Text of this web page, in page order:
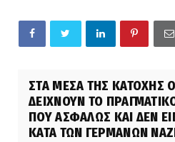
ΣΤΑ ΜΕΣΑ ΤΗΣ ΚΑΤΟΧΗΣ
ΔΕΙΧΝΟΥΝ ΤΟ
ΠΟΥ ΑΣΦΑΛΩΣ ΚΑΙ ΔΕΝ
ΚΑΤΑ ΤΩΝ ΓΕΡΜΑΝΩΝ